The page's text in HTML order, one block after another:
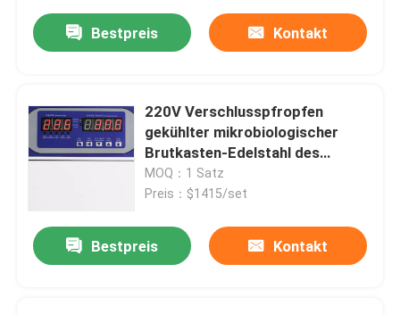
Alle Fälle
Labortrockenerer Ofen
Industrieller Trockenofen
Bestpreis Kontakt
220V Verschlusspfropfen
gekühlter mikrobiologischer
Brutkasten-Edelstahl des
Brutkasten-65C
MOQ：1 Satz
Preis：$1415/set
Bestpreis Kontakt